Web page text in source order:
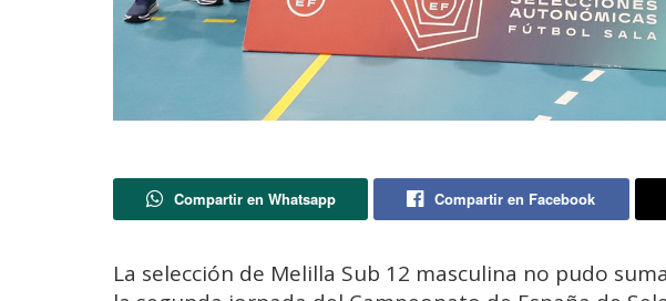
Compartir en Whatsapp Compartir en Facebook
La selección de Melilla Sub 12 masculina no pudo